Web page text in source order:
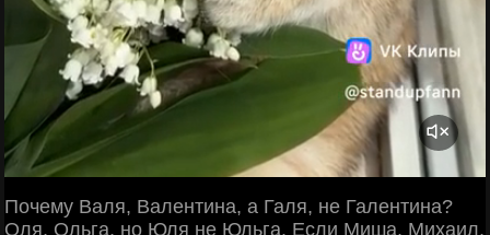
Почему Валя, Валентина, а Галя, не Галентина?
Оля, Ольга, но Юля не Юльга. Если Миша, Михаил,